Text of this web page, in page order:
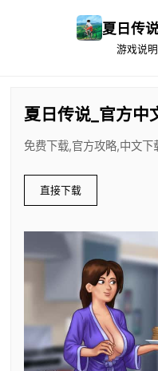
夏日传
游戏说明
夏日传说_官方中
免费下载,官方攻略,中文下
直接下载